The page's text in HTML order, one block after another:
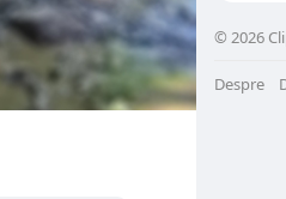
© 2026
Despre